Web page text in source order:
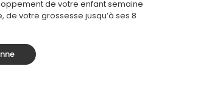
de votre enfant semaine
de votre grossesse jusqu’à ses 8